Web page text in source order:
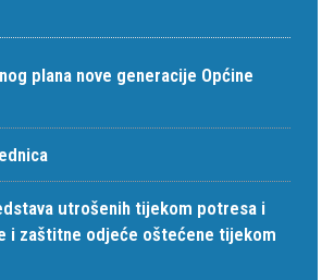
plana nove generacije Općine
utrošenih tijekom potresa i
i zaštitne odjeće oštećene tijekom